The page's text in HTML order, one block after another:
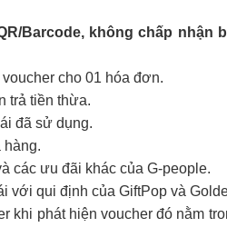
Barcode, không chấp
cho 01 hóa đơn.
trả tiền thừa.
đã sử dụng.
hàng.
các ưu đãi khác của G-people.
với qui định của GiftPop và
khi phát hiện voucher đó nằm